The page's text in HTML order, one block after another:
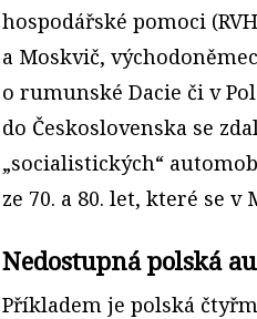
hospodářské pomoci
a Moskvič,
o rumunské Dacie či v
do Československa se
„socialistických“
ze 70. a 80. let, které se
Nedostupná polská
Příkladem je polská